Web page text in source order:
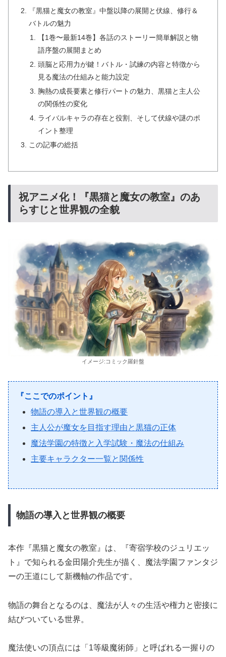
『黒猫と魔女の教室』中盤以降の展開と伏線、修行＆
バトルの魅力
【1巻〜最新14巻】各話のストーリー簡単解説と物
語序盤の展開まとめ
頭脳と応用力が鍵！バトル・試練の内容と特徴から
見る魔法の仕組みと能力設定
胸熱の成長要素と修行パートの魅力、黒猫と主人公
の関係性の変化
ライバルキャラの存在と役割、そして伏線や謎のポ
イント整理
この記事の総括
祝アニメ化！『黒猫と魔女の教室』のあ
らすじと世界観の全貌
イメージ:コミック羅針盤
『ここでのポイント』
物語の導入と世界観の概要
主人公が魔女を目指す理由と黒猫の正体
魔法学園の特徴と入学試験・魔法の仕組み
主要キャラクター一覧と関係性
物語の導入と世界観の概要
本作『黒猫と魔女の教室』は、『寄宿学校のジュリエッ
ト』で知られる金田陽介先生が描く、魔法学園ファンタジ
ーの王道にして新機軸の作品です。
物語の舞台となるのは、魔法が人々の生活や権力と密接に
結びついている世界。
魔法使いの頂点には「1等級魔術師」と呼ばれる一握りの